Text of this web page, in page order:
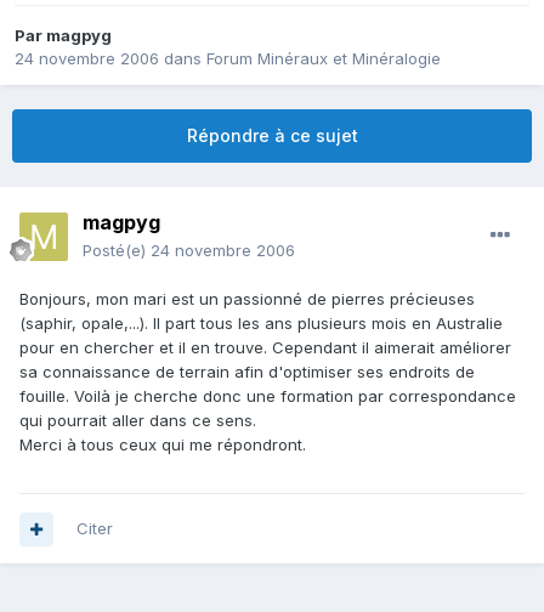
Par magpyg
24 novembre 2006 dans Forum Minéraux et Minéralogie
Répondre à ce sujet
magpyg
Posté(e) 24 novembre 2006
Bonjours, mon mari est un passionné de pierres précieuses
(saphir, opale,...). Il part tous les ans plusieurs mois en Australie
pour en chercher et il en trouve. Cependant il aimerait améliorer
sa connaissance de terrain afin d'optimiser ses endroits de
fouille. Voilà je cherche donc une formation par correspondance
qui pourrait aller dans ce sens.
Merci à tous ceux qui me répondront.
Citer